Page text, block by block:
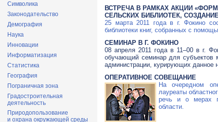
Символика
Законодательство
Демография
Наука
Инновации
Информатизация
Статистика
География
Пограничная зона
Градостроительная
деятельность
Природопользование
и охрана окружающей среды
ВСТРЕЧА В РАМКАХ АКЦИИ
СЕЛЬСКИХ БИБЛИОТЕК,
25 марта 2011 года в г. Фокино
библиотеки книг, собранных с
СЕМИНАР В Г. ФОКИНО
08 апреля 2011 года в 11–00 в г.
обучающий семинар для субъектов
администрации, курирующих данное
ОПЕРАТИВНОЕ СОВЕЩАНИЕ
На очередном
лауреаты
речь и о мерах
области.